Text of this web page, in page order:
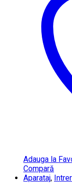
Adauga la
Compară
Aparataj,